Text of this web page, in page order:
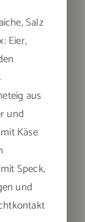
Salz
Eier,
aus
und
Käse
Speck,
und